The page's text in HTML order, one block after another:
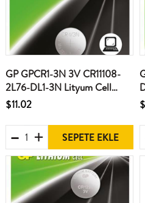
GP GPCR1-3N 3V CR11108-
2L76-DL1-3N Lityum Cell
Hafıza Düğme Pil Tekli Paket
$11.02
SEPETE EKLE